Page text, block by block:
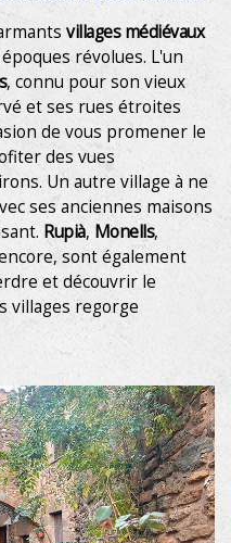
villages médiévaux
révolues. L'un
, connu pour son vieux
et ses rues étroites
de vous promener le
des vues
Un autre village à ne
ses anciennes maisons
Rupià, Monells,
sont également
et découvrir le
villages regorge
Toujours actif
pour collecter des
services. Si vous
leur installation.
son navigateur,
leur installation sur son
à l'esprit qu'une telle
de navigation sur le
du comportement des
collectées via ce
mesurer l'activité du
de navigation des
basées sur
effectuée par les
permettent de
préférence de l'utilisateur
services et offrir une
recommandés.